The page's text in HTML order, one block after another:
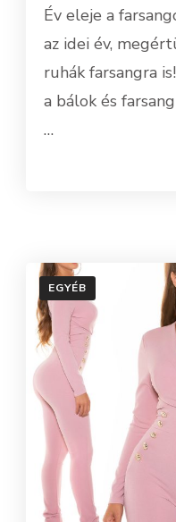
Év eleje a
az idei év,
ruhák farsangra
a bálok és
…
EGYÉB